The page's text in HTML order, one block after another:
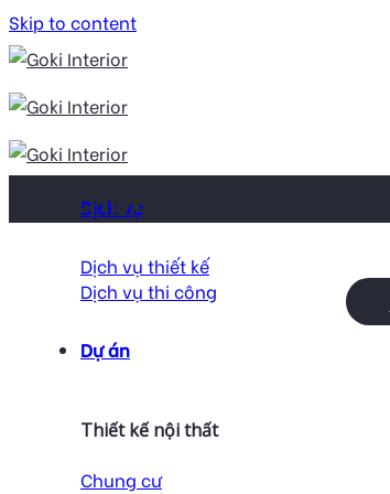
Skip to content
Dịch vụ
Dịch vụ thiết kế
Dịch vụ thi công
Dự án
Thiết kế nội thất
Chung cư
Nội thất tân cổ điển